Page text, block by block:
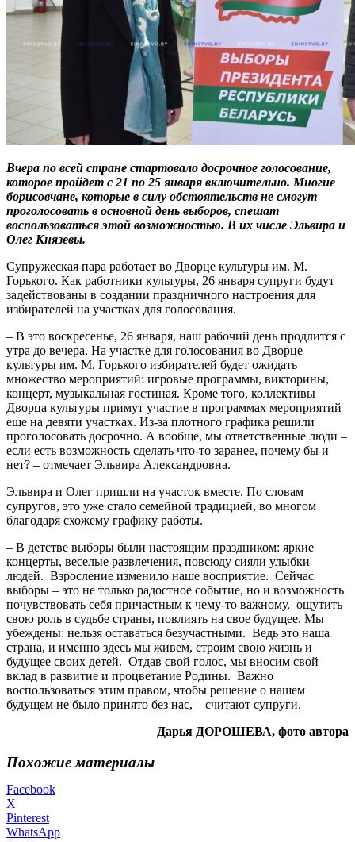
Вчера по всей стране стартовало досрочное голосование,
которое пройдет с 21 по 25 января включительно. Многие
борисовчане, которые в силу обстоятельств не смогут
проголосовать в основной день выборов, спешат
воспользоваться этой возможностью. В их числе Эльвира и
Олег Князевы.
Супружеская пара работает во Дворце культуры им. М.
Горького. Как работники культуры, 26 января супруги будут
задействованы в создании праздничного настроения для
избирателей на участках для голосования.
– В это воскресенье, 26 января, наш рабочий день продлится с
утра до вечера. На участке для голосования во Дворце
культуры им. М. Горького избирателей будет ожидать
множество мероприятий: игровые программы, викторины,
концерт, музыкальная гостиная. Кроме того, коллективы
Дворца культуры примут участие в программах мероприятий
еще на девяти участках. Из-за плотного графика решили
проголосовать досрочно. А вообще, мы ответственные люди –
если есть возможность сделать что-то заранее, почему бы и
нет? – отмечает Эльвира Александровна.
Эльвира и Олег пришли на участок вместе. По словам
супругов, это уже стало семейной традицией, во многом
благодаря схожему графику работы.
– В детстве выборы были настоящим праздником: яркие
концерты, веселые развлечения, повсюду сияли улыбки
людей. Взросление изменило наше восприятие. Сейчас
выборы – это не только радостное событие, но и возможность
почувствовать себя причастным к чему-то важному, ощутить
свою роль в судьбе страны, повлиять на свое будущее. Мы
убеждены: нельзя оставаться безучастными. Ведь это наша
страна, и именно здесь мы живем, строим свою жизнь и
будущее своих детей. Отдав свой голос, мы вносим свой
вклад в развитие и процветание Родины. Важно
воспользоваться этим правом, чтобы решение о нашем
будущем не было принято без нас, – считают супруги.
Дарья ДОРОШЕВА, фото автора
Похожие материалы
Facebook
X
Pinterest
WhatsApp